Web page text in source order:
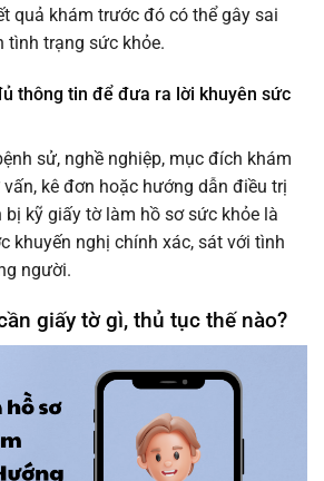
quả khám trước đó có thể gây sai
tình trạng sức khỏe.
thông tin để đưa ra lời khuyên sức
sử, nghề nghiệp, mục đích khám
kê đơn hoặc hướng dẫn điều trị
bị kỹ giấy tờ làm hồ sơ sức khỏe là
khuyến nghị chính xác, sát với tình
người.
giấy tờ gì, thủ tục thế nào?